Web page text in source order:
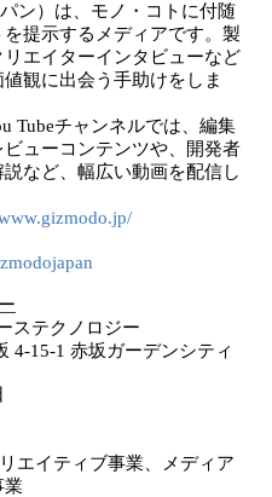
ン）は、モノ・コトに付随
提示するメディアです。製
エイターインタビューなど
観に出会う手助けをしま
Tubeチャンネルでは、編集
ューコンテンツや、開発者
など、幅広い動画を配信し
テクノロジー
1 赤坂ガーデンシティ
イティブ事業、メディア
業